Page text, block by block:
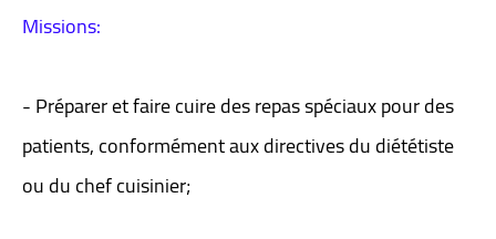
Missions:
- Préparer et faire cuire des repas spéciaux pour des
patients, conformément aux directives du diététiste
ou du chef cuisinier;